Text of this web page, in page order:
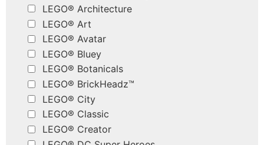
LEGO® Architecture
LEGO® Art
LEGO® Avatar
LEGO® Bluey
LEGO® Botanicals
LEGO® BrickHeadz™
LEGO® City
LEGO® Classic
LEGO® Creator